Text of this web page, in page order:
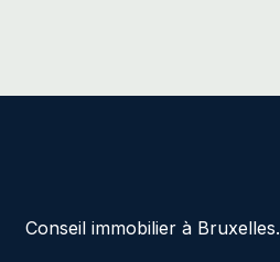
Conseil immobilier à Bruxelles.